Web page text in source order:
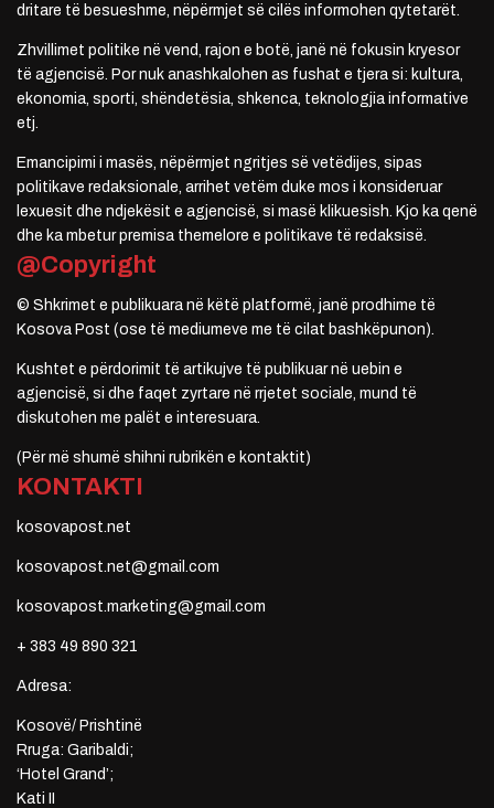
dritare të besueshme, nëpërmjet së cilës informohen qytetarët.
Zhvillimet politike në vend, rajon e botë, janë në fokusin kryesor
të agjencisë. Por nuk anashkalohen as fushat e tjera si: kultura,
ekonomia, sporti, shëndetësia, shkenca, teknologjia informative
etj.
Emancipimi i masës, nëpërmjet ngritjes së vetëdijes, sipas
politikave redaksionale, arrihet vetëm duke mos i konsideruar
lexuesit dhe ndjekësit e agjencisë, si masë klikuesish. Kjo ka qenë
dhe ka mbetur premisa themelore e politikave të redaksisë.
@Copyright
© Shkrimet e publikuara në këtë platformë, janë prodhime të
Kosova Post (ose të mediumeve me të cilat bashkëpunon).
Kushtet e përdorimit të artikujve të publikuar në uebin e
agjencisë, si dhe faqet zyrtare në rrjetet sociale, mund të
diskutohen me palët e interesuara.
(Për më shumë shihni rubrikën e kontaktit)
KONTAKTI
kosovapost.net
kosovapost.net@gmail.com
kosovapost.marketing@gmail.com
+ 383 49 890 321
Adresa:
Kosovë/ Prishtinë
Rruga: Garibaldi;
‘Hotel Grand’;
Kati II